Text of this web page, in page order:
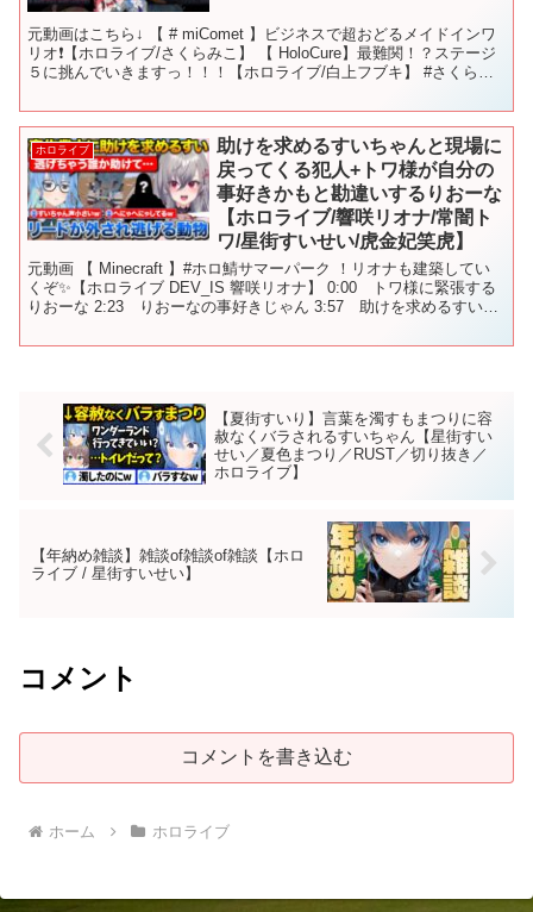
元動画はこちら↓ 【 # miComet 】ビジネスで超おどるメイドインワ
リオ❗️【ホロライブ/さくらみこ】 【 HoloCure】最難関！？ステージ
５に挑んでいきますっ！！！【ホロライブ/白上フブキ】 #さくらみ
ホロライブ
助けを求めるすいちゃんと現場に
戻ってくる犯人+トワ様が自分の
事好きかもと勘違いするりおーな
【ホロライブ/響咲リオナ/常闇ト
ワ/星街すいせい/虎金妃笑虎】
元動画 【 Minecraft 】#ホロ鯖サマーパーク ！リオナも建築してい
くぞ✨【ホロライブ DEV_IS 響咲リオナ】 0:00 トワ様に緊張する
りおーな 2:23 りおーなの事好きじゃん 3:57 助けを求めるすいち
【夏街すいり】言葉を濁すもまつりに容
赦なくバラされるすいちゃん【星街すい
せい／夏色まつり／RUST／切り抜き／
ホロライブ】
【年納め雑談】雑談of雑談of雑談【ホロ
ライブ / 星街すいせい】
コメント
コメントを書き込む
ホーム ホロライブ